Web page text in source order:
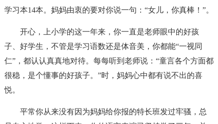
学习本14本。妈妈由衷的要对你说一句：“女儿，你真棒！”。
开心，上小学的这一年来，你一直是老师眼中的好孩
子、好学生，不管是学习语数还是体音美，你都能“一视同
仁”，都认认真真地对待。每每听到老师说：“童言各个方面都
很稳，是个懂事的好孩子。”时，妈妈心中都有说不出的喜
悦。
平常你从来没有因为妈妈给你报的特长班发过牢骚，总